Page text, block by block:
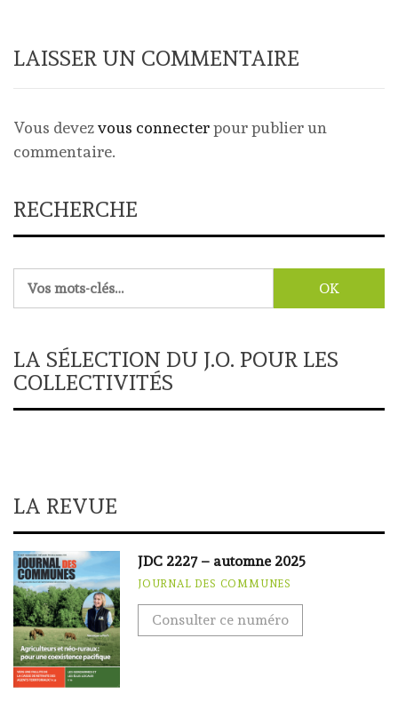
LAISSER UN COMMENTAIRE
Vous devezvous connecterpour publier un
commentaire.
RECHERCHE
LA SÉLECTION DU J.O. POUR LES
COLLECTIVITÉS
LA REVUE
JDC 2227 – automne 2025
JOURNAL DES COMMUNES
Consulter ce numéro